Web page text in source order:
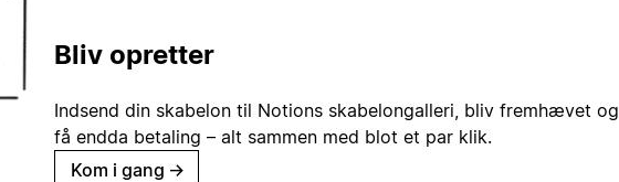
Bliv opretter
Indsend din skabelon til Notions skabelongalleri, bliv fremhævet og
få endda betaling – alt sammen med blot et par klik.
Kom i gang →